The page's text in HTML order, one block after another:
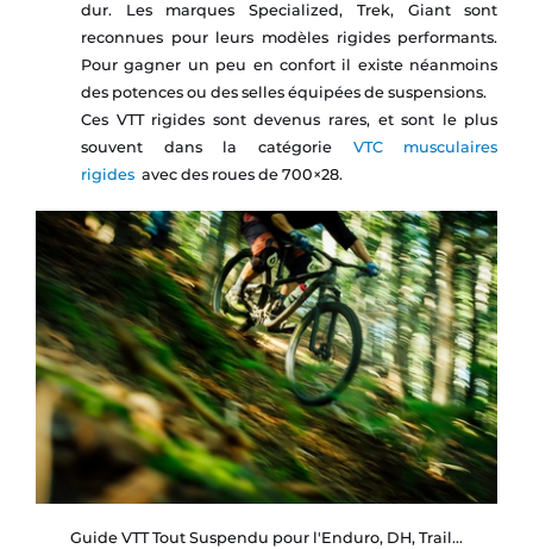
dur. Les marques Specialized, Trek, Giant sont
reconnues pour leurs modèles rigides performants.
Pour gagner un peu en confort il existe néanmoins
des potences ou des selles équipées de suspensions.
Ces VTT rigides sont devenus rares, et sont le plus
souvent dans la catégorie VTC musculaires
rigides avec des roues de 700×28.
Guide VTT Tout Suspendu pour l'Enduro, DH, Trail...